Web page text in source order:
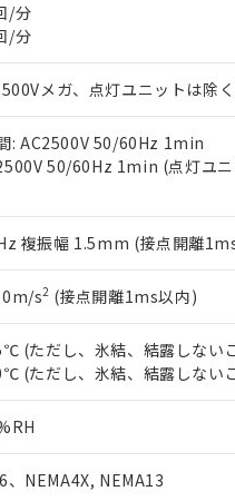
/分
/分
メガ、点灯ユニットは除
: AC2500V 50/60Hz 1min
50/60Hz 1min (点灯ユ
複振幅 1.5mm (接点開離
s2 (接点開離1ms以内)
(ただし、氷結、結露しない
(ただし、氷結、結露しない
、NEMA4X, NEMA13
を指します。
（10物質）の非含有証明書
証明書（当社基準）
行日時点で非含有を証明す
令のフタル酸エステル類４
から備考欄に対応日を記載し
対応品への在庫切替を完了し
ります。